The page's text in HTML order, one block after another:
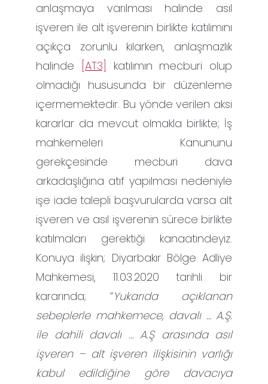
anlaşmaya varılması halinde asıl
işveren ile alt işverenin birlikte katılımını
açıkça zorunlu kılarken, anlaşmazlık
halinde
[AT3]
katılımın mecburi olup
olmadığı hususunda bir düzenleme
içermemektedir. Bu yönde verilen aksi
kararlar da mevcut olmakla birlikte; İş
mahkemeleri Kanununu
gerekçesinde mecburi dava
arkadaşlığına atıf yapılması nedeniyle
işe iade talepli başvurularda varsa alt
işveren ve asıl işverenin sürece birlikte
katılmaları gerektiği kanaatindeyiz.
Konuya ilişkin; Diyarbakır Bölge Adliye
Mahkemesi, 11.03.2020 tarihli bir
kararında; “Yukarıda açıklanan
sebeplerle mahkemece, davalı … A.Ş.
ile dahili davalı … A.Ş arasında asıl
işveren – alt işveren ilişkisinin varlığı
kabul edildiğine göre davacıya